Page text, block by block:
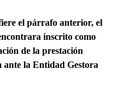
el párrafo anterior, el
inscrito como
de la prestación
ante la Entidad Gestora